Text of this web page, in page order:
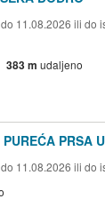
11.08.2026 ili do
383 m udaljeno
PRSA
11.08.2026 ili do